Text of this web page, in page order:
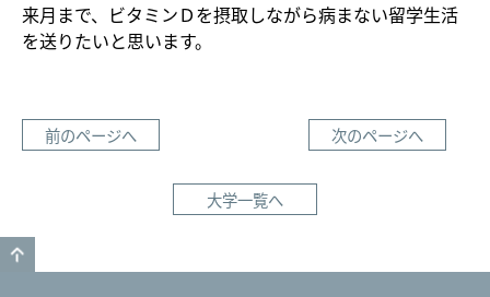
来月まで、ビタミンＤを摂取しながら病まない留学生活
を送りたいと思います。
前のページへ 次のページへ
大学一覧へ